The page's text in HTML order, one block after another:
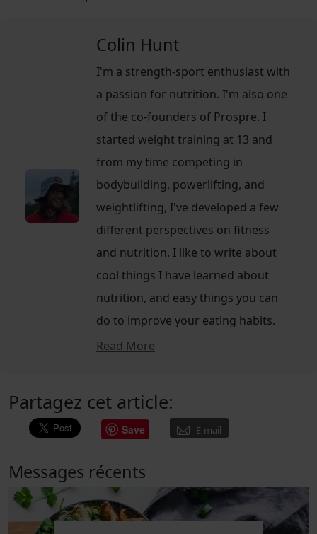
Colin Hunt
I'm a strength-sport enthusiast with
a passion for nutrition. I'm also one
of the co-founders of Prospre. I
started weight training at 13 and
from my time competing in
bodybuilding, powerlifting, and
weightlifting, I've developed a few
different perspectives on fitness
and nutrition. I like to write about
cool things I have learned about
nutrition, and easy things you can
do to improve your eating habits.
Read More
Partagez cet article:
Save E-mail
Messages récents